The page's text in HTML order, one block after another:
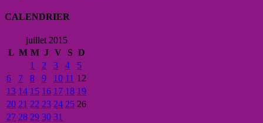
CALENDRIER
juillet 2015
L M M J V S D
1
2 3 4
5
6
7 8 9 10 11 12
13 14 15 16 17 18 19
20 21 22 23 24 25 26
27 28 29 30 31